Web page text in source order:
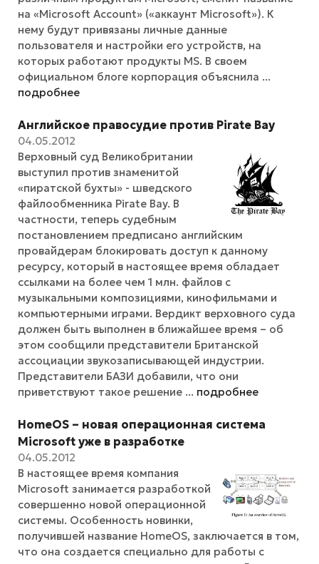
на «Microsoft Account» («аккаунт Microsoft»). К
нему будут привязаны личные данные
пользователя и настройки его устройств, на
которых работают продукты MS. В своем
официальном блоге корпорация объяснила ...
подробнее
Английское правосудие против Pirate Bay
04.05.2012
Верховный суд Великобритании
выступил против знаменитой
«пиратской бухты» - шведского
файлообменника Pirate Bay. В
частности, теперь судебным
постановлением предписано английским
провайдерам блокировать доступ к данному
ресурсу, который в настоящее время обладает
ссылками на более чем 1 млн. файлов с
музыкальными композициями, кинофильмами и
компьютерными играми. Вердикт верховного суда
должен быть выполнен в ближайшее время – об
этом сообщили представители Британской
ассоциации звукозаписывающей индустрии.
Представители БАЗИ добавили, что они
приветствуют такое решение ... подробнее
HomeOS – новая операционная система
Microsoft уже в разработке
04.05.2012
В настоящее время компания
Microsoft занимается разработкой
совершенно новой операционной
системы. Особенность новинки,
получившей название HomeOS, заключается в том,
что она создается специально для работы с